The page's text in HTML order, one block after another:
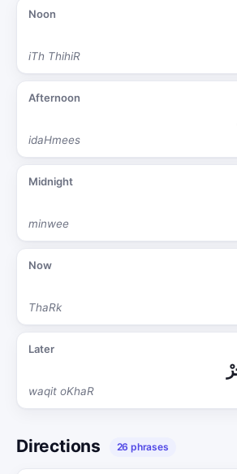
Noon
iTh ThihiR
Afternoon
idaHmees
Midnight
minwee
Now
ThaRk
Later
waqit oKhaR
Directions 26 phrases